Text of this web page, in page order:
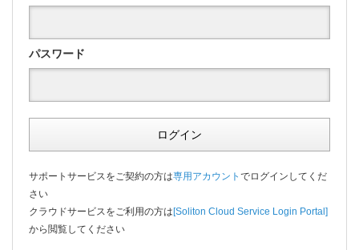
パスワード
ログイン
サポートサービスをご契約の方は専用アカウント でログインしてくだ
さい
クラウドサービスをご利用の方は[Soliton Cloud Service Login Portal]
から閲覧してください